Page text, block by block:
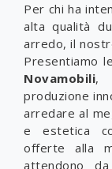
Per chi ha
alta qualità
arredo, il
Presentiamo
Novamobili,
produzione
arredare al
e estetica
offerte alla
attendono